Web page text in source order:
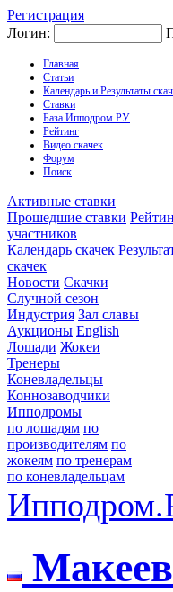
Регистрация
Логин:
Главная
Статьи
Календарь и Результаты
Ставки
База Ипподром.РУ
Рейтинг
Видео скачек
Форум
Поиск
Активные ставки
Прошедшие ставки
участников
Календарь скачек
скачек
Новости Скачки
Случной сезон
Индустрия Зал славы
Аукционы English
Лошади Жокеи
Тренеры
Коневладельцы
Коннозаводчики
Ипподромы
по лошадям по
производителям по
жокеям по тренерам
по коневладельцам